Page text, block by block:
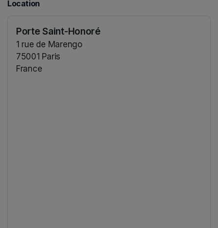
Location
Porte Saint-Honoré
1 rue de Marengo
75001 Paris
France